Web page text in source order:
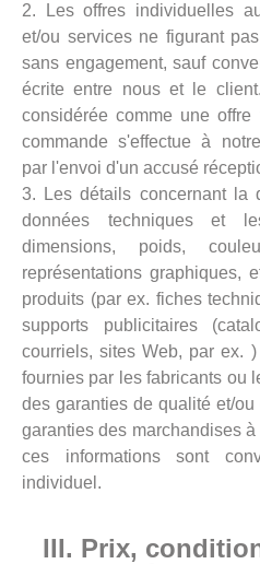
2. Les offres individuelles
et/ou services ne figurant
sans engagement, sauf
écrite entre nous et le
considérée comme une
commande s'effectue à
par l'envoi d'un accusé
3. Les détails concernant la
données techniques et
dimensions, poids,
représentations graphiques,
produits (par ex. fiches
supports publicitaires
courriels, sites Web, par ex.
fournies par les fabricants ou
des garanties de qualité et/
garanties des marchandises
ces informations sont
individuel.
III. Prix,